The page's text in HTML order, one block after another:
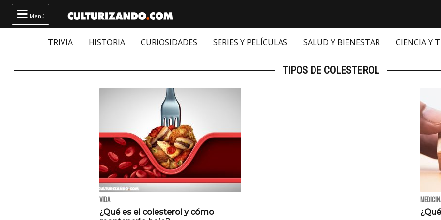
 Menú
TRIVIA HISTORIA CURIOSIDADES SERIES Y PELÍCULAS SALUD Y BIENESTAR CIENCIA Y
TIPOS DE COLESTEROL
VIDA
¿Qué es el colesterol y cómo